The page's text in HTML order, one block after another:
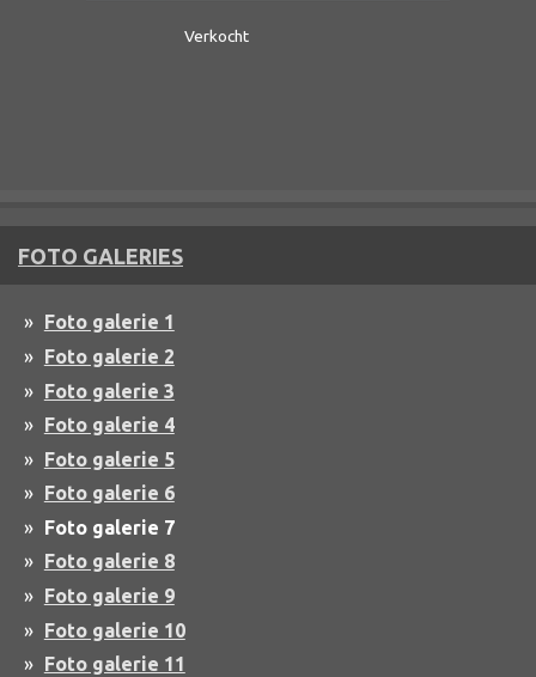
Verkocht
FOTO GALERIES
Foto galerie 1
Foto galerie 2
Foto galerie 3
Foto galerie 4
Foto galerie 5
Foto galerie 6
Foto galerie 7
Foto galerie 8
Foto galerie 9
Foto galerie 10
Foto galerie 11